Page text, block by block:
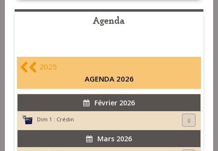
Agenda
2025
AGENDA 2026
Février 2026
Dim 1 : Crédin
Mars 2026